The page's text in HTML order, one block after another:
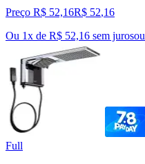
Preço R$ 52,16R$ 52,16
Ou 1x de R$ 52,16 sem jurosou
Full